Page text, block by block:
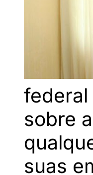
federal
sobre
suas